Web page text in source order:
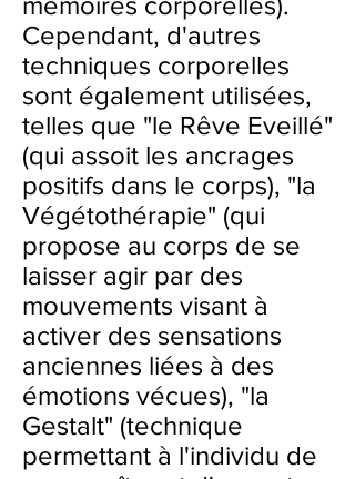
Cependant, d'autres
techniques corporelles
sont également utilisées,
telles que "le Rêve Eveillé"
(qui assoit les ancrages
positifs dans le corps), "la
Végétothérapie" (qui
propose au corps de se
laisser agir par des
mouvements visant à
activer des sensations
anciennes liées à des
émotions vécues), "la
Gestalt" (technique
permettant à l'individu de